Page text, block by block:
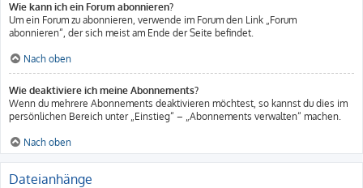
Wie kann ich ein Forum abonnieren?
Um ein Forum zu abonnieren, verwende im Forum den Link „Forum
abonnieren“, der sich meist am Ende der Seite befindet.
Nach oben
Wie deaktiviere ich meine Abonnements?
Wenn du mehrere Abonnements deaktivieren möchtest, so kannst du dies im
persönlichen Bereich unter „Einstieg“ – „Abonnements verwalten“ machen.
Nach oben
Dateianhänge